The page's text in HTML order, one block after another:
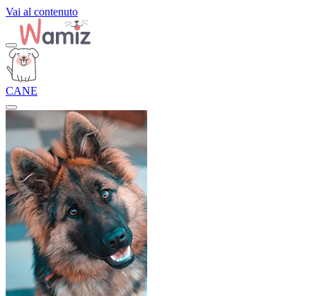
Vai al contenuto
CANE